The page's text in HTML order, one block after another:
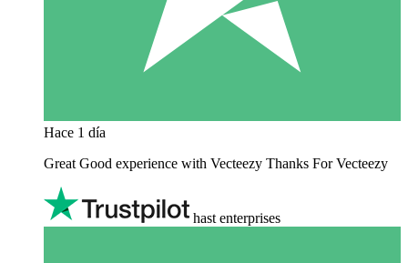
Hace 1 día
Great Good experience with Vecteezy Thanks For Vecteezy
hast enterprises